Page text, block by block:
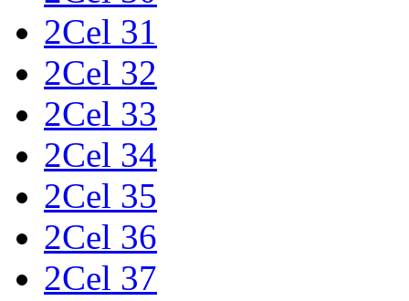
2Cel 31
2Cel 32
2Cel 33
2Cel 34
2Cel 35
2Cel 36
2Cel 37